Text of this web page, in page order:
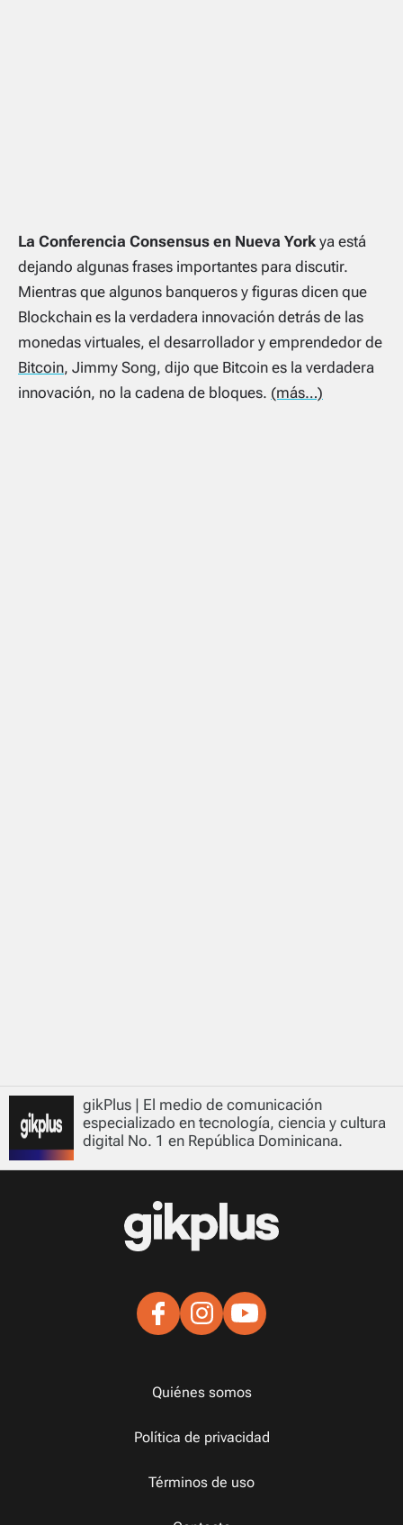
La Conferencia Consensus en Nueva York ya está
dejando algunas frases importantes para discutir.
Mientras que algunos banqueros y figuras dicen que
Blockchain es la verdadera innovación detrás de las
monedas virtuales, el desarrollador y emprendedor de
Bitcoin, Jimmy Song, dijo que Bitcoin es la verdadera
innovación, no la cadena de bloques. (más…)
gikPlus | El medio de comunicación
especializado en tecnología, ciencia y cultura
digital No. 1 en República Dominicana.
Quiénes somos
Política de privacidad
Términos de uso